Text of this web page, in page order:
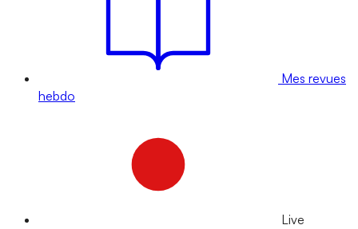
Mes revues
hebdo
Live